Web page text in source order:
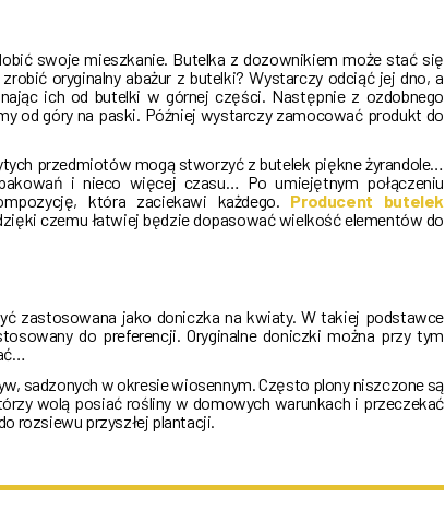
swoje mieszkanie. Butelka z dozownikiem może stać się
oryginalny abażur z butelki? Wystarczy odciąć jej dno, a
ich od butelki w górnej części. Następnie z ozdobnego
od góry na paski. Później wystarczy zamocować produkt do
przedmiotów mogą stworzyć z butelek piękne żyrandole…
i nieco więcej czasu… Po umiejętnym połączeniu
która zaciekawi każdego. Producent butelek
czemu łatwiej będzie dopasować wielkość elementów do
zastosowana jako doniczka na kwiaty. W takiej podstawce
do preferencji. Oryginalne doniczki można przy tym
sadzonych w okresie wiosennym. Często plony niszczone są
wolą posiać rośliny w domowych warunkach i przeczekać
rozsiewu przyszłej plantacji.